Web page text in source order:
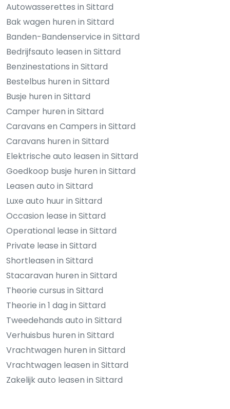
Autowasserettes in Sittard
Bak wagen huren in Sittard
Banden-Bandenservice in Sittard
Bedrijfsauto leasen in Sittard
Benzinestations in Sittard
Bestelbus huren in Sittard
Busje huren in Sittard
Camper huren in Sittard
Caravans en Campers in Sittard
Caravans huren in Sittard
Elektrische auto leasen in Sittard
Goedkoop busje huren in Sittard
Leasen auto in Sittard
Luxe auto huur in Sittard
Occasion lease in Sittard
Operational lease in Sittard
Private lease in Sittard
Shortleasen in Sittard
Stacaravan huren in Sittard
Theorie cursus in Sittard
Theorie in 1 dag in Sittard
Tweedehands auto in Sittard
Verhuisbus huren in Sittard
Vrachtwagen huren in Sittard
Vrachtwagen leasen in Sittard
Zakelijk auto leasen in Sittard